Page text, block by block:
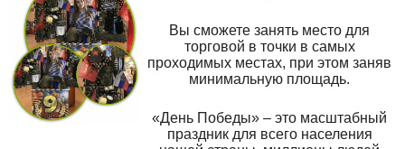
Вы сможете занять место для
торговой в точки в самых
проходимых местах, при этом заняв
минимальную площадь.
«День Победы» – это масштабный
праздник для всего населения